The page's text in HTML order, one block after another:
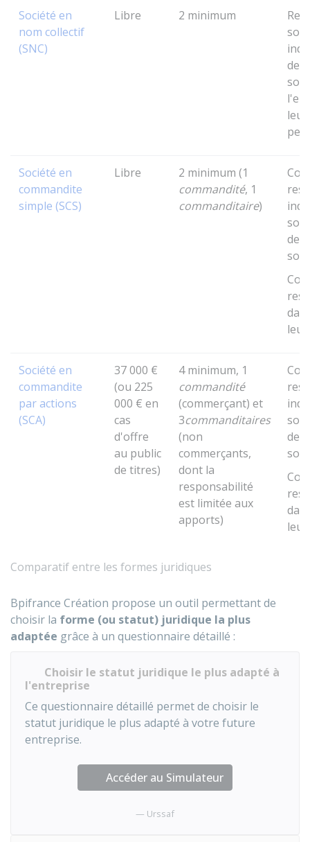
Comparatif entre les formes juridiques
Société en
nom collectif
(SNC)
Libre 2 minimum
Société en
commandite
simple (SCS)
Libre
2 minimum (1
commandité, 1
commanditaire)
des
Société en
commandite
par actions
(SCA)
37 000 €
(ou 225
000 € en
cas
d'offre
au public
de titres)
4 minimum, 1
commandité
(commerçant) et
3commanditaires
(non
commerçants,
dont la
responsabilité
est limitée aux
apports)
des
Bpifrance Création propose un outil permettant de
choisir la forme (ou statut) juridique la plus
adaptée grâce à un questionnaire détaillé :
Choisir le statut juridique le plus adapté à
l'entreprise
Ce questionnaire détaillé permet de choisir le
statut juridique le plus adapté à votre future
entreprise.
Accéder au Simulateur
Urssaf